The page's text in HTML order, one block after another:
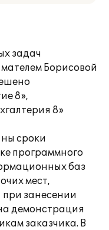
задач
Борисовой
8»,
8»
сроки
программного
баз
мест,
при занесении
демонстрация
заказчика. В